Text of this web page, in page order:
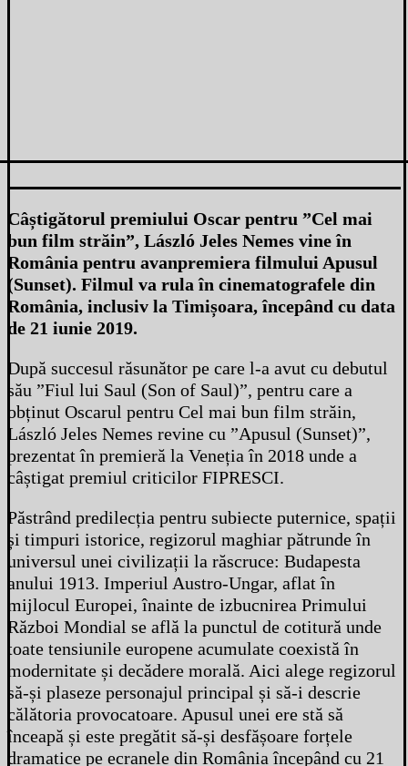
Câștigătorul premiului Oscar pentru ”Cel mai
bun film străin”, László Jeles Nemes vine în
România pentru avanpremiera filmului Apusul
(Sunset). Filmul va rula în cinematografele din
România, inclusiv la Timișoara, începând cu data
de 21 iunie 2019.
După succesul răsunător pe care l-a avut cu debutul
său ”Fiul lui Saul (Son of Saul)”, pentru care a
obținut Oscarul pentru Cel mai bun film străin,
László Jeles Nemes revine cu ”Apusul (Sunset)”,
prezentat în premieră la Veneția în 2018 unde a
câștigat premiul criticilor FIPRESCI.
Păstrând predilecția pentru subiecte puternice, spații
și timpuri istorice, regizorul maghiar pătrunde în
universul unei civilizații la răscruce: Budapesta
anului 1913. Imperiul Austro-Ungar, aflat în
mijlocul Europei, înainte de izbucnirea Primului
Război Mondial se află la punctul de cotitură unde
toate tensiunile europene acumulate coexistă în
modernitate și decădere morală. Aici alege regizorul
să-și plaseze personajul principal și să-i descrie
călătoria provocatoare. Apusul unei ere stă să
înceapă și este pregătit să-și desfășoare forțele
dramatice pe ecranele din România începând cu 21